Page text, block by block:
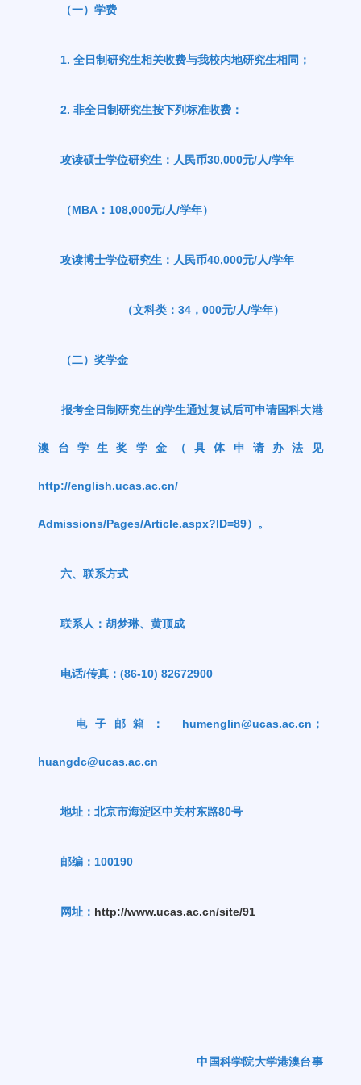
（一）学费
1. 全日制研究生相关收费与我校内地研究生相同；
2.非全日制研究生按下列标准收费：
攻读硕士学位研究生：人民币30,000元/人/学年
（MBA ： 108,000元/人/学年）
攻读博士学位研究生：人民币40,000元/人/学年
（文科类：34 ，000元/人/学年）
（二）奖学金
报考全日制研究生的学生通过复试后可申请国科大港
澳台学生奖学金 （具体申请办法见
http://english.ucas.ac.cn/
Admissions/Pages/Article.aspx?ID=89） 。
六、联系方式
联系人：胡梦琳、黄顶成
电话/传真：(86-10) 82672900
电子邮箱： humenglin@ucas.ac.cn ；
huangdc@ucas.ac.cn
地址：北京市海淀区中关村东路80号
邮编： 100190
网址： http://www.ucas.ac.cn/site/91
中国科学院大学港澳台事